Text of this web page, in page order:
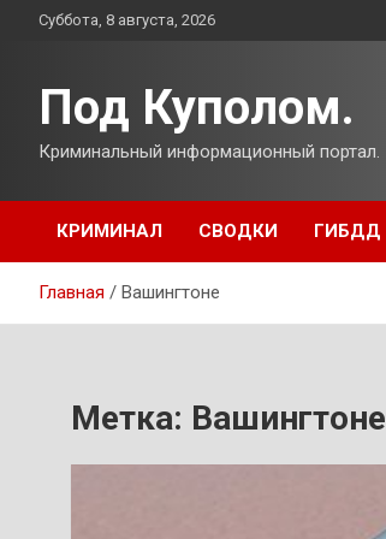
ПерейтиСуббота, 8 августа, 2026
Под Куполом.
Криминальный информационный портал.
КРИМИНАЛ СВОДКИ ГИБДД
Главная Вашингтоне
Метка: Вашингтоне